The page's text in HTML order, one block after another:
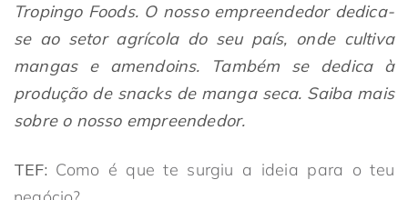
Tropingo Foods. O nosso empreendedor dedica-
se ao setor agrícola do seu país, onde cultiva
mangas e amendoins. Também se dedica à
produção de snacks de manga seca. Saiba mais
sobre o nosso empreendedor.
TEF:Como é que te surgiu a ideia para o teu